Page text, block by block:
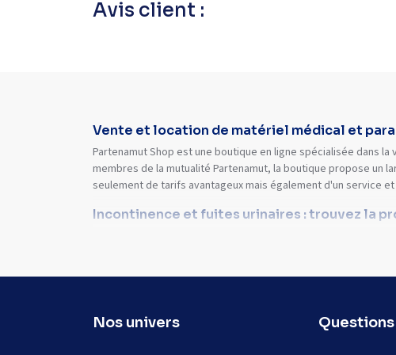
Avis client :
Vente et location de matériel médical et
Partenamut Shop est une boutique en ligne spécialisée dans
membres de la mutualité Partenamut, la boutique propose un
seulement de tarifs avantageux mais également d'un service
Incontinence et fuites urinaires : trouvez la
Nos univers